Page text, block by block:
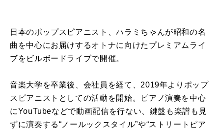
日本のポップスピアニスト、ハラミちゃんが昭和の名
曲を中心にお届けするオトナに向けたプレミアムライ
ブをビルボードライブで開催。
音楽大学を卒業後、会社員を経て、2019年よりポップ
スピアニストとしての活動を開始。ピアノ演奏を中心
にYouTubeなどで動画配信を行ない、鍵盤も楽譜も見
ずに演奏する“ノールックスタイル”や“ストリートピア